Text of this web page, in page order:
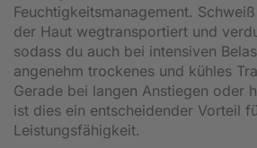
Feuchtigkeitsmanagement.
der Haut wegtransportiert und
sodass du auch bei intensiven
angenehm trockenes und kühles
Gerade bei langen Anstiegen oder
ist dies ein entscheidender Vorteil
Leistungsfähigkeit.